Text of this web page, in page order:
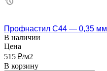
Профнастил С44 — 0,35 мм
В наличии
Цена
515 ₽/м2
В корзину